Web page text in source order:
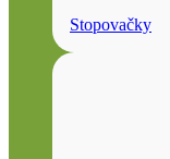
Stopovačky